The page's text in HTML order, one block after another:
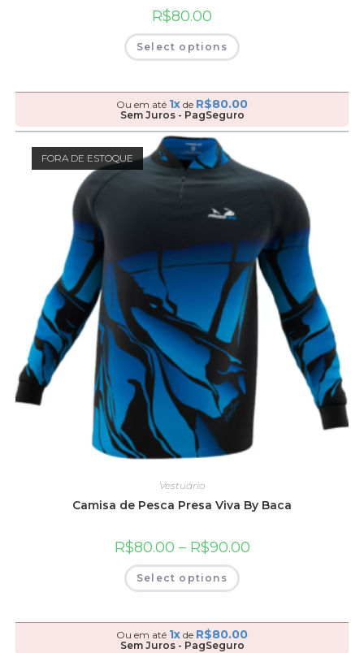
R$80.00
Select options
Ou em até 1x de R$80.00
Sem Juros - PagSeguro
FORA DE ESTOQUE
Vestuário
Camisa de Pesca Presa Viva By Baca
R$80.00 – R$90.00
Select options
Ou em até 1x de R$80.00
Sem Juros - PagSeguro